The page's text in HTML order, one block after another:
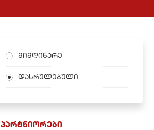
მიმდინარე
დასრულებული
პარტნიორები